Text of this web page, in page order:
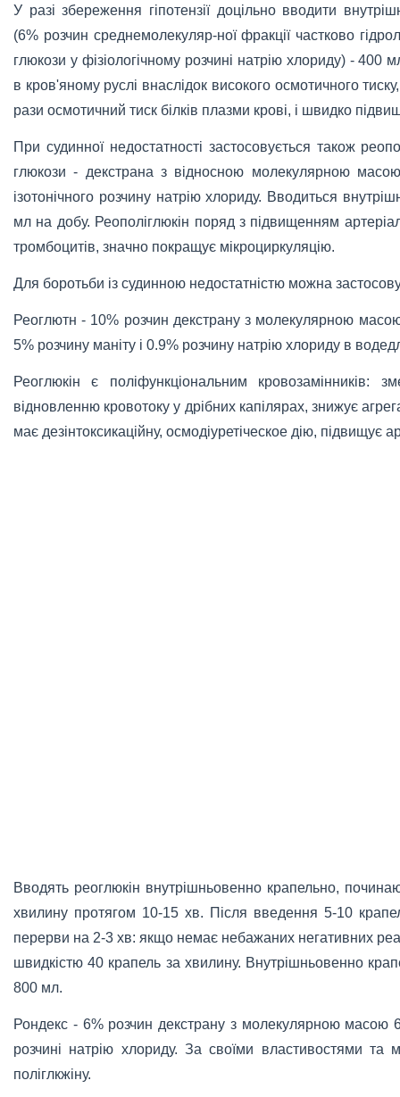
У разі збереження гіпотензії доцільно вводити
(6% розчин среднемолекуляр-ної фракції частково
глюкози у фізіологічному розчині натрію хлориду) - 400
в кров'яному руслі внаслідок високого осмотичного
рази осмотичний тиск білків плазми крові, і швидко
При судинної недостатності застосовується також
глюкози - декстрана з відносною молекулярною
ізотонічного розчину натрію хлориду. Вводиться
мл на добу. Реополіглюкін поряд з підвищенням
тромбоцитів, значно покращує мікроциркуляцію.
Для боротьби із судинною недостатністю можна
Реоглютн - 10% розчин декстрану з молекулярною
5% розчину маніту і 0.9% розчину натрію хлориду в
Реоглюкін є поліфункціональним кровозамінників:
відновленню кровотоку у дрібних капілярах, знижує
має дезінтоксикаційну, осмодіуретіческое дію, підвищує
Вводять реоглюкін внутрішньовенно крапельно,
хвилину протягом 10-15 хв. Після введення 5-10
перерви на 2-3 хв: якщо немає небажаних негативних
швидкістю 40 крапель за хвилину. Внутрішньовенно
800 мл.
Рондекс - 6% розчин декстрану з молекулярною масою
розчині натрію хлориду. За своїми властивостями та
поліглкжіну.